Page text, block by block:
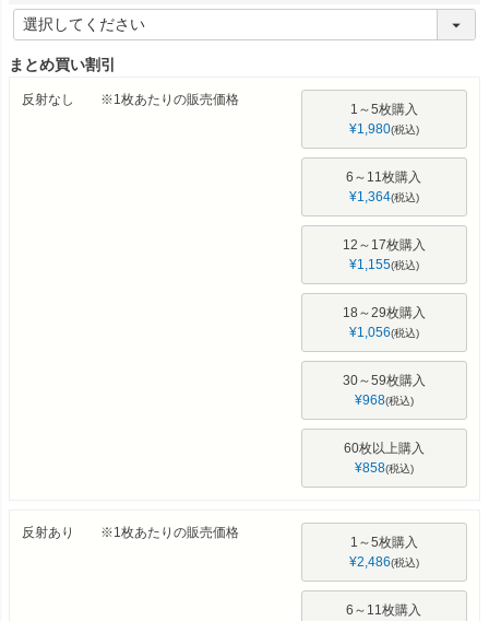
(
必
)
まとめ買い割引
反射なし ※1枚あたりの販売価格
1～5枚購入
¥1,980 税込
6～11枚購入
¥1,364 税込
12～17枚購入
¥1,155 税込
18～29枚購入
¥1,056 税込
30～59枚購入
¥968 税込
60枚以上購入
¥858 税込
反射あり ※1枚あたりの販売価格
1～5枚購入
¥2,486 税込
6～11枚購入